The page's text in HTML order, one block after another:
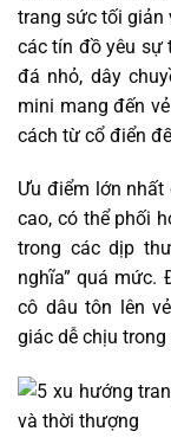
trang sức tối giản
các tín đồ yêu sự
đá nhỏ, dây
mini mang đến
cách từ cổ điển
Ưu điểm lớn
cao, có thể phối
trong các dịp
nghĩa” quá mức.
cô dâu tôn lên
giác dễ chịu